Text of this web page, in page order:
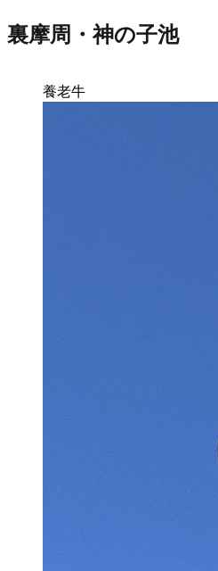
裏摩周・神の子池
養老牛